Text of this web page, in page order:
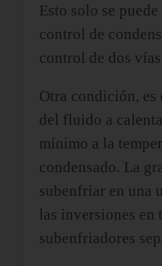
Esto solo se
control de
control de dos
Otra condición, es
del fluido a
mínimo a la
condensado. La
subenfriar en una
las inversiones en
subenfriadores